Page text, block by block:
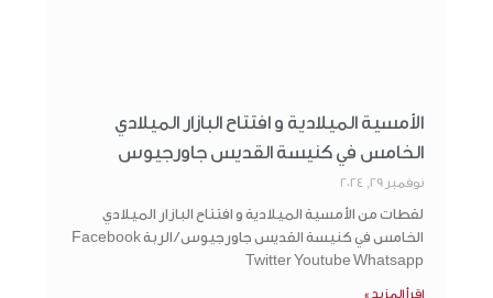
الأمسية الميلادية و افتتاح البازار الميلادي
الخامس في كنيسة القديس جاورجيوس
نوفمبر 29, 2024
لقطات من الأمسية الميلادية و افتتاح البازار الميلادي
الخامس في كنيسة القديس جاورجيوس / الربة Facebook
Twitter Youtube Whatsapp
اقرأ المزيد »